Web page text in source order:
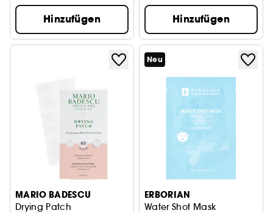
Hinzufügen Hinzufügen
MARIO BADESCU
Drying Patch
Neu
ERBORIAN
Water Shot Mask